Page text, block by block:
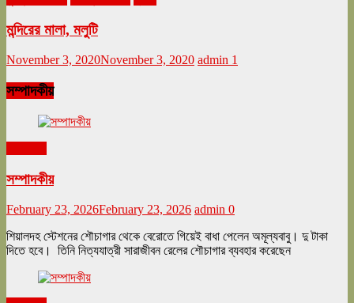
মন্দিরের মালা, মলুটি
November 3, 2020November 3, 2020 admin 1
সম্পাদকীয়
সম্পাদকীয়
February 23, 2026February 23, 2026 admin 0
শিয়ালদহ স্টেশনের শৌচাগার থেকে বেরোতে গিয়েই বাধা পেলেন অমূল্যবাবু। দু টাকা
দিতে হবে। তিনি নিত্যযাত্রী সারাজীবন রেলের শৌচাগার ব্যবহার করেছেন